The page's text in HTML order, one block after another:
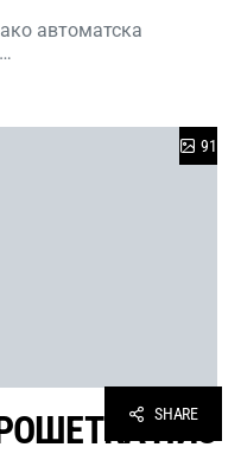
автоматска
91
НИЗ
SHARE